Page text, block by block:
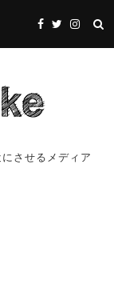
させるメディア